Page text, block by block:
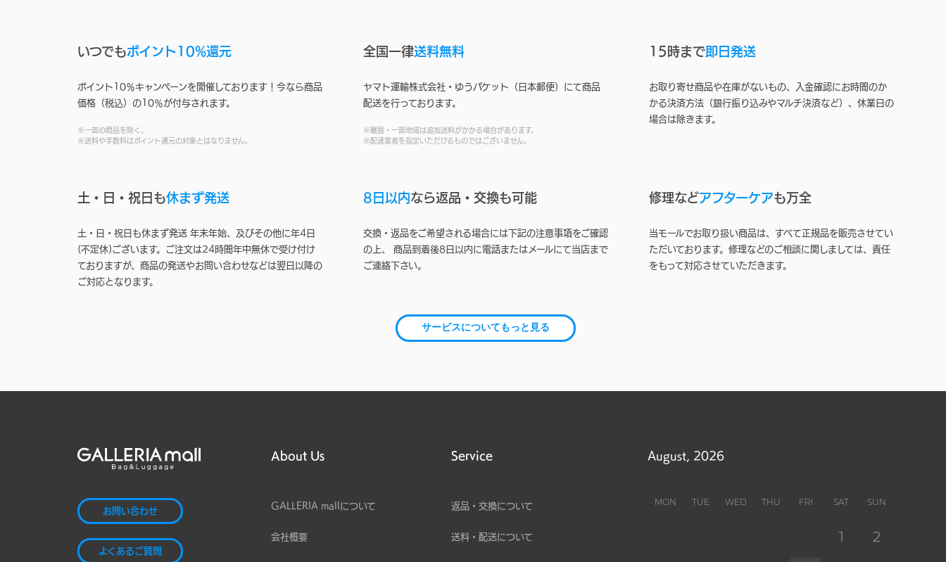
いつでもポイント10%還元
ポイント10％キャンペーンを開催しております！今なら商品
価格（税込）の10％が付与されます。
※一部の商品を除く。
※送料や手数料はポイント還元の対象とはなりません。
全国一律送料無料
ヤマト運輸株式会社・ゆうパケット（日本郵便）にて商品
配送を行っております。
※離島・一部地域は追加送料がかかる場合があります。
※配達業者を指定いただけるものではございません。
15時まで即日発送
お取り寄せ商品や在庫がないもの、入金確認にお時間のか
かる決済方法（銀行振り込みやマルチ決済など）、休業日の
場合は除きます。
土・日・祝日も休まず発送
土・日・祝日も休まず発送 年末年始、及びその他に年4日
(不定休)ございます。ご注文は24時間年中無休で受け付け
ておりますが、商品の発送やお問い合わせなどは翌日以降の
ご対応となります。
8日以内なら返品・交換も可能
交換・返品をご希望される場合には下記の注意事項をご確認
の上、 商品到着後8日以内に電話またはメールにて当店まで
ご連絡下さい。
修理などアフターケアも万全
当モールでお取り扱い商品は、すべて正規品を販売させてい
ただいております。修理などのご相談に関しましては、責任
をもって対応させていただきます。
サービスについてもっと見る
お問い合わせ
よくあるご質問
About Us
GALLERIA mallについて
会社概要
Service
返品・交換について
送料・配送について
August, 2026
MON TUE WED THU FRI SAT SUN
2